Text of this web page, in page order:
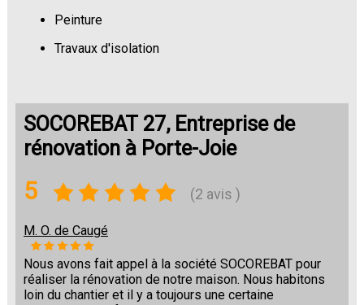
Peinture
Travaux d'isolation
SOCOREBAT 27, Entreprise de
rénovation à Porte-Joie
5 (2 avis )
M. O. de Caugé
Nous avons fait appel à la société SOCOREBAT pour
réaliser la rénovation de notre maison. Nous habitons
loin du chantier et il y a toujours une certaine